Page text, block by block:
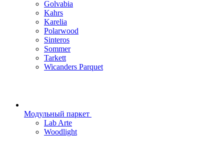
Golvabia
Kahrs
Karelia
Polarwood
Sinteros
Sommer
Tarkett
Wicanders Parquet
Модульный паркет
Lab Arte
Woodlight